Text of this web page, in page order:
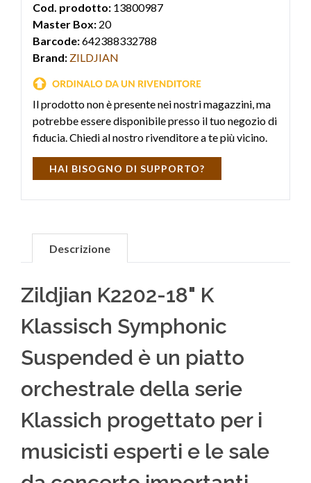
Cod. prodotto: 13800987
Master Box: 20
Barcode:642388332788
Brand: ZILDJIAN
Il prodotto non è presente nei nostri magazzini, ma
potrebbe essere disponibile presso il tuo negozio di
fiducia. Chiedi al nostro rivenditore a te più vicino.
HAI BISOGNO DI SUPPORTO?
Descrizione
Zildjian K2202-18" K
Klassisch Symphonic
Suspended è un piatto
orchestrale della serie
Klassich progettato per i
musicisti esperti e le sale